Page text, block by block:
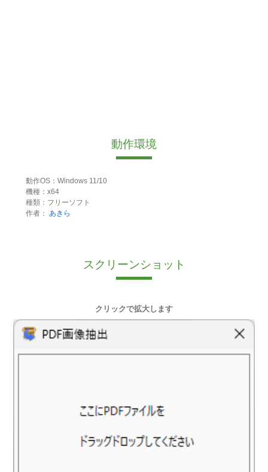
動作環境
動作OS：Windows 11/10
機種：x64
種類：フリーソフト
作者： あきら
スクリーンショット
クリックで拡大します